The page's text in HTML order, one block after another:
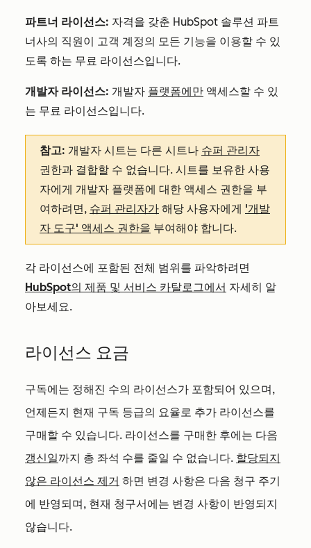
파트너 라이선스: 자격을 갖춘 HubSpot 솔루션 파트
너사의 직원이 고객 계정의 모든 기능을 이용할 수 있
도록 하는 무료 라이선스입니다.
개발자 라이선스: 개발자 플랫폼에만 액세스할 수 있
는 무료 라이선스입니다.
참고: 개발자 시트는 다른 시트나 슈퍼 관리자
권한과 결합할 수 없습니다. 시트를 보유한 사용
자에게 개발자 플랫폼에 대한 액세스 권한을 부
여하려면, 슈퍼 관리자가 해당 사용자에게 '개발
자 도구' 액세스 권한을 부여해야 합니다.
각 라이선스에 포함된 전체 범위를 파악하려면
HubSpot의 제품 및 서비스 카탈로그에서 자세히 알
아보세요.
라이선스 요금
구독에는 정해진 수의 라이선스가 포함되어 있으며,
언제든지 현재 구독 등급의 요율로 추가 라이선스를
구매할 수 있습니다. 라이선스를 구매한 후에는 다음
갱신일까지 총 좌석 수를 줄일 수 없습니다. 할당되지
않은 라이선스 제거 하면 변경 사항은 다음 청구 주기
에 반영되며, 현재 청구서에는 변경 사항이 반영되지
않습니다.